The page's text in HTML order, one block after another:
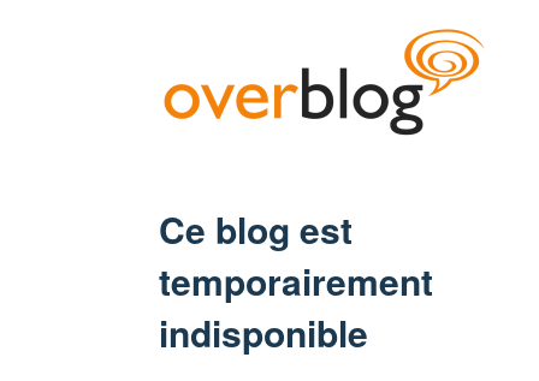
Ce blog est
temporairement
indisponible